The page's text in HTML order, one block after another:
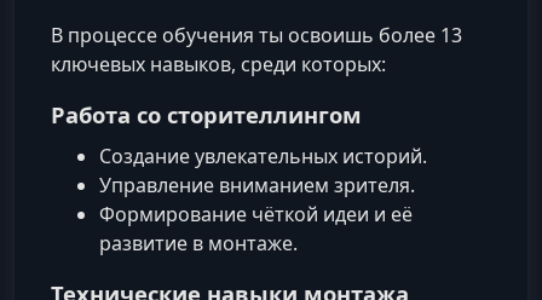
В процессе обучения ты освоишь более 13
ключевых навыков, среди которых:
Работа со сторителлингом
Создание увлекательных историй.
Управление вниманием зрителя.
Формирование чёткой идеи и её
развитие в монтаже.
Технические навыки монтажа